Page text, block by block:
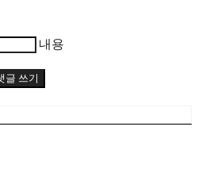
내용
글 쓰기